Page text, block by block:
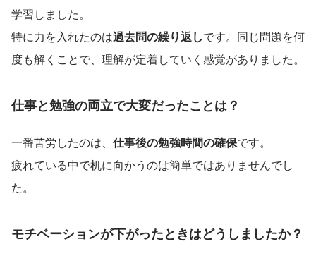
学習しました。
特に力を入れたのは過去問の繰り返しです。同じ問題を何
度も解くことで、理解が定着していく感覚がありました。
仕事と勉強の両立で大変だったことは？
一番苦労したのは、 仕事後の勉強時間の確保です。
疲れている中で机に向かうのは簡単ではありませんでし
た。
モチベーションが下がったときはどうしましたか？